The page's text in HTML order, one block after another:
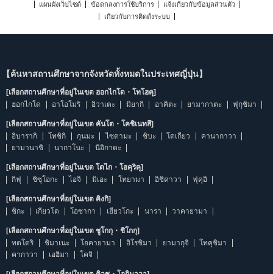
แผนผังเว็บไซต์
ข้อตกลงการใช้บริการ
แจ้งเกี่ยวกับข้อมูลส่วนตัว
เกี่ยวกับการติดตั้งระบบ
【ค้นหาสถานศึกษาจากจังหวัดทั้งหมดในประเทศญี่ปุ่น】
[เลือกสถานศึกษาที่อยู่ในเขต ฮอกไกโด・โทโฮคุ]
ฮอกไกโด
อาโอโมริ อิวาเตะ มิยากิ อาคิตะ ยามากาตะ ฟุกุชิมา
[เลือกสถานศึกษาที่อยู่ในเขต คันโต・โคชิเนทสึ]
อิบารากิ
โทชิกิ กุนมะ ไซตามะ ชิบะ โตเกียว
คานากาวา
ยามานาชิ
นากาโนะ นิอิกาตะ
[เลือกสถานศึกษาที่อยู่ในเขต โตไก・โฮคุริคุ]
กิฟุ
ชิซุโอกะ ไอจิ มิเอะ โทยามา อิชิคาวา ฟุคุอิ
[เลือกสถานศึกษาที่อยู่ในเขต คิงกิ]
ชิกะ
เกียวโต โอซากา เฮียวโกะ นารา วาคายามา
[เลือกสถานศึกษาที่อยู่ในเขต ชูโกกุ・ชิโกกุ]
ทตโตริ
ชิมาเนะ โอคายามา ฮิโรชิมา ยามากุจิ
โทคุชิมา
คากาวา
เอฮิมา โคจิ